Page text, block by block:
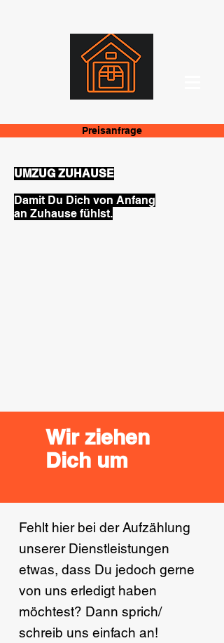
UMZUG ZUHAUSE
Damit Du Dich von Anfang
an Zuhause fühlst.
Preisanfrage
Wir ziehen
Dich um
Fehlt hier bei der Aufzählung
unserer Dienstleistungen
etwas, dass Du jedoch gerne
von uns erledigt haben
möchtest? Dann sprich/
schreib uns einfach an!